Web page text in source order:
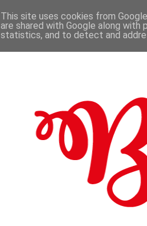
This site uses cookies from
are shared with Google along
statistics, and to detect and